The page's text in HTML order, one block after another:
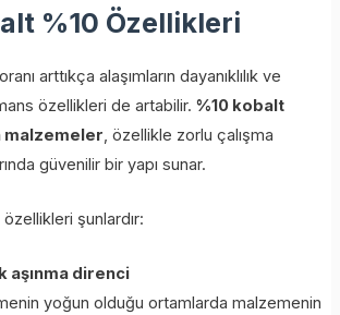
%10 Özellikleri
arttıkça alaşımların dayanıklılık ve
özellikleri de artabilir. %10 kobalt
malzemeler, özellikle zorlu çalışma
güvenilir bir yapı sunar.
özellikleri şunlardır:
aşınma direnci
yoğun olduğu ortamlarda malzemenin